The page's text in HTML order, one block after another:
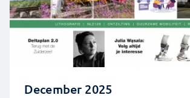
December 2025